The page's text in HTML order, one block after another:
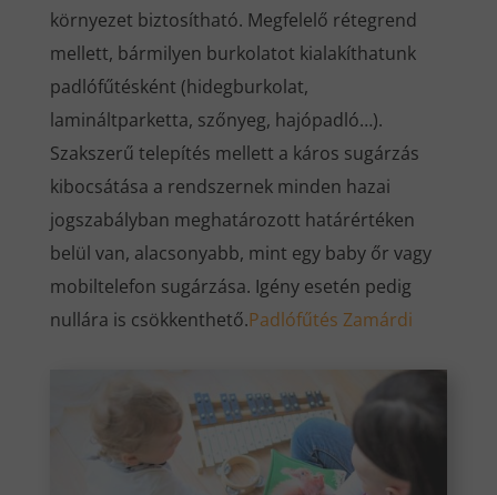
környezet biztosítható. Megfelelő rétegrend
mellett, bármilyen burkolatot kialakíthatunk
padlófűtésként (hidegburkolat,
lamináltparketta, szőnyeg, hajópadló…).
Szakszerű telepítés mellett a káros sugárzás
kibocsátása a rendszernek minden hazai
jogszabályban meghatározott határértéken
belül van, alacsonyabb, mint egy baby őr vagy
mobiltelefon sugárzása. Igény esetén pedig
nullára is csökkenthető.Padlófűtés Zamárdi